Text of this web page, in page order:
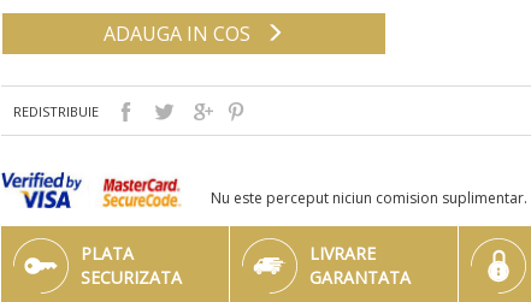
REDISTRIBUIE
Nu este perceput niciun comision suplimentar.
PLATA
SECURIZATA
LIVRARE
GARANTATA